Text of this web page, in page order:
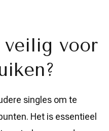
veilig voor
singles om te
Het is essentieel